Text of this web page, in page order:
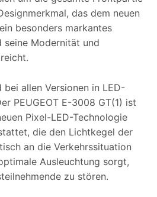
das dem neuen
besonders markantes
seine Modernität und
allen Versionen in LED-
PEUGEOT E-3008 GT(1) ist
Pixel-LED-Technologie
die den Lichtkegel der
an die Verkehrssituation
Ausleuchtung sorgt,
zu stören.